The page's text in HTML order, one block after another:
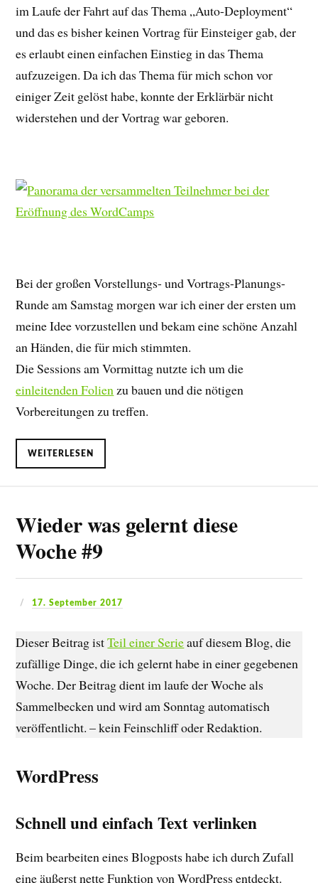
im Laufe der Fahrt auf das Thema „Auto-Deployment“
und das es bisher keinen Vortrag für Einsteiger gab, der
es erlaubt einen einfachen Einstieg in das Thema
aufzuzeigen. Da ich das Thema für mich schon vor
einiger Zeit gelöst habe, konnte der Erklärbär nicht
widerstehen und der Vortrag war geboren.
Bei der großen Vorstellungs- und Vortrags-Planungs-
Runde am Samstag morgen war ich einer der ersten um
meine Idee vorzustellen und bekam eine schöne Anzahl
an Händen, die für mich stimmten.
Die Sessions am Vormittag nutzte ich um die
einleitenden Folienzu bauen und die nötigen
Vorbereitungen zu treffen.
WEITERLESEN
Wieder was gelernt diese
Woche #9
17. September 2017
Dieser Beitrag istTeil einer Serieauf diesem Blog, die
zufällige Dinge, die ich gelernt habe in einer gegebenen
Woche. Der Beitrag dient im laufe der Woche als
Sammelbecken und wird am Sonntag automatisch
veröffentlicht. – kein Feinschliff oder Redaktion.
WordPress
Schnell und einfach Text verlinken
Beim bearbeiten eines Blogposts habe ich durch Zufall
eine äußerst nette Funktion von WordPress entdeckt.